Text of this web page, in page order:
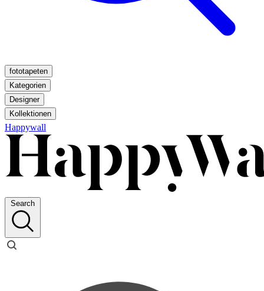
fototapeten
Kategorien
Designer
Kollektionen
Happywall
Search